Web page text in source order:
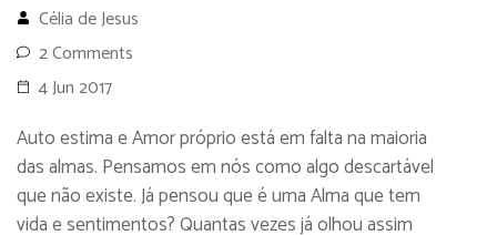
Célia de Jesus
2 Comments
4 Jun 2017
Auto estima e Amor próprio está em falta na maioria
das almas. Pensamos em nós como algo descartável
que não existe. Já pensou que é uma Alma que tem
vida e sentimentos? Quantas vezes já olhou assim